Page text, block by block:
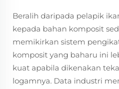
Beralih daripada pelapik
kepada bahan komposit
memikirkan sistem
komposit yang baharu ini
kuat apabila dikenakan
logamnya. Data industri